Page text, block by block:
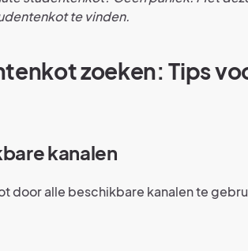
te vinden.
zoeken: Tips
kanalen
door alle beschikbare kanalen te